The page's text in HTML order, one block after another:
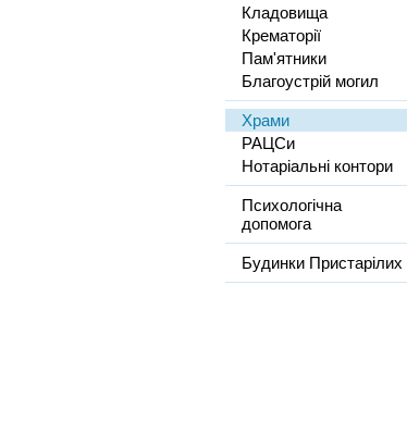
Кладовища
Крематорії
Пам'ятники
Благоустрій могил
Храми
РАЦСи
Нотаріальні контори
Психологічна
допомога
Будинки Пристарілих